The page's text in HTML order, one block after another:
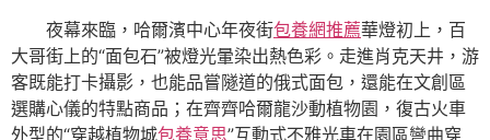
夜幕來臨，哈爾濱中心年夜街包養網推薦華燈初上，百
大哥街上的“面包石”被燈光暈染出熱色彩。走進肖克天井，游
客既能打卡攝影，也能品嘗隧道的俄式面包，還能在文創區
選購心儀的特點商品；在齊齊哈爾龍沙動植物園，復古火車
外型的“穿越植物城包養意思”互動式不雅光車在園區彎曲穿